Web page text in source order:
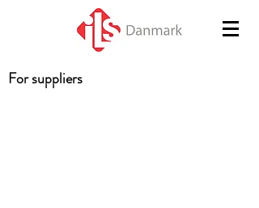
For suppliers